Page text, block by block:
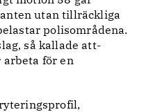
utan tillräckliga
polisområdena.
så kallade att-
arbeta för en